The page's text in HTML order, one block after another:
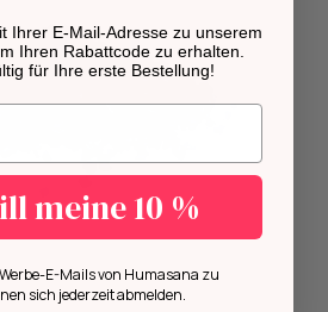
Ihrer E-Mail-Adresse zu unserem
Ihren Rabattcode zu erhalten.
für Ihre erste Bestellung!
Adresse ein.
meine 10 %
E-Mails von Humasana zu
sich jederzeit abmelden.